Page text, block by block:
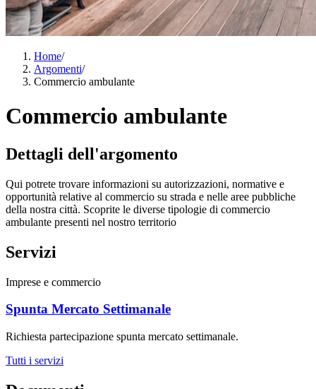
Home/
Argomenti/
Commercio ambulante
Commercio ambulante
Dettagli dell'argomento
Qui potrete trovare informazioni su autorizzazioni, normative e
opportunità relative al commercio su strada e nelle aree pubbliche
della nostra città. Scoprite le diverse tipologie di commercio
ambulante presenti nel nostro territorio
Servizi
Imprese e commercio
Spunta Mercato Settimanale
Richiesta partecipazione spunta mercato settimanale.
Tutti i servizi